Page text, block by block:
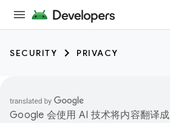
SECURITY PRIVACY
Google 会使用 AI 技术将内容翻译